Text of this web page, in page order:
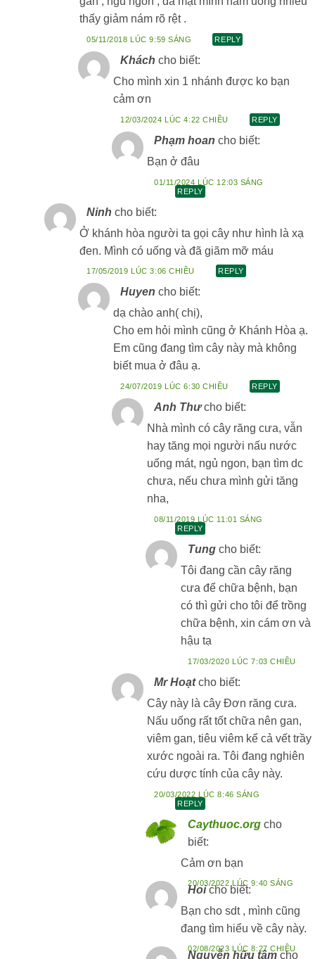
thấy giảm nám rõ rệt .
05/11/2018 LÚC 9:59 SÁNG REPLY
Khách cho biết:
Cho mình xin 1 nhánh được ko bạn
cảm ơn
12/03/2024 LÚC 4:22 CHIỀU REPLY
Phạm hoan cho biết:
Bạn ở đâu
01/11/2024 LÚC 12:03 SÁNG
REPLY
Ninh cho biết:
Ở khánh hòa người ta gọi cây như hình là xạ
đen. Mình có uống và đã giãm mỡ máu
17/05/2019 LÚC 3:06 CHIỀU REPLY
Huyen cho biết:
dạ chào anh( chị),
Cho em hỏi mình cũng ở Khánh Hòa ạ.
Em cũng đang tìm cây này mà không
biết mua ở đâu ạ.
24/07/2019 LÚC 6:30 CHIỀU REPLY
Anh Thư cho biết:
Nhà mình có cây răng cưa, vẫn
hay tăng mọi người nấu nước
uống mát, ngủ ngon, bạn tìm dc
chưa, nếu chưa mình gửi tăng
nha,
08/11/2019 LÚC 11:01 SÁNG
REPLY
Tung cho biết:
Tôi đang cần cây răng
cưa để chữa bệnh, bạn
có thì gửi cho tôi để trồng
chữa bệnh, xin cám ơn và
hậu tạ
17/03/2020 LÚC 7:03 CHIỀU
Mr Hoạt cho biết:
Cây này là cây Đơn răng cưa.
Nấu uống rất tốt chữa nên gan,
viêm gan, tiêu viêm kể cả vết trầy
xước ngoài ra. Tôi đang nghiên
cứu dược tính của cây này.
20/03/2022 LÚC 8:46 SÁNG
REPLY
Caythuoc.org cho
biết:
Cảm ơn bạn
20/03/2022 LÚC 9:40 SÁNG
Hoi cho biết:
Bạn cho sdt , mình cũng
đang tìm hiểu về cây này.
02/08/2023 LÚC 8:27 CHIỀU
Nguyễn hữu tâm cho